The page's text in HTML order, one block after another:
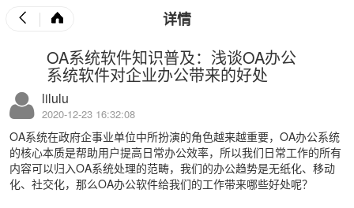
详情
OA系统软件知识普及：浅谈OA办公
系统软件对企业办公带来的好处
lilulu
2020-12-23 16:32:08
OA系统在政府企事业单位中所扮演的角色越来越重要，OA办公系统
的核心本质是帮助用户提高日常办公效率，所以我们日常工作的所有
内容可以归入OA系统处理的范畴，我们的办公趋势是无纸化、移动
化、社交化，那么OA办公软件给我们的工作带来哪些好处呢？